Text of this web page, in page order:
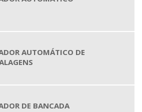
AUTOMÁTICO DE
DE BANCADA